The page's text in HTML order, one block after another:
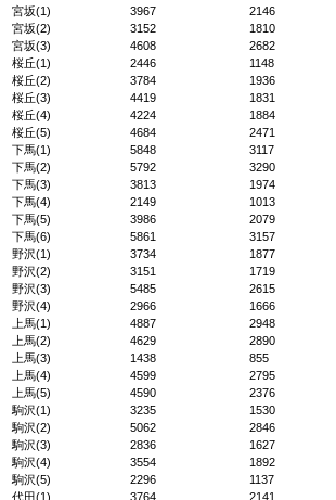
宮坂(1) 3967 2146
宮坂(2) 3152 1810
宮坂(3) 4608 2682
桜丘(1) 2446 1148
桜丘(2) 3784 1936
桜丘(3) 4419 1831
桜丘(4) 4224 1884
桜丘(5) 4684 2471
下馬(1) 5848 3117
下馬(2) 5792 3290
下馬(3) 3813 1974
下馬(4) 2149 1013
下馬(5) 3986 2079
下馬(6) 5861 3157
野沢(1) 3734 1877
野沢(2) 3151 1719
野沢(3) 5485 2615
野沢(4) 2966 1666
上馬(1) 4887 2948
上馬(2) 4629 2890
上馬(3) 1438 855
上馬(4) 4599 2795
上馬(5) 4590 2376
駒沢(1) 3235 1530
駒沢(2) 5062 2846
駒沢(3) 2836 1627
駒沢(4) 3554 1892
駒沢(5) 2296 1137
代田(1) 3764 2141